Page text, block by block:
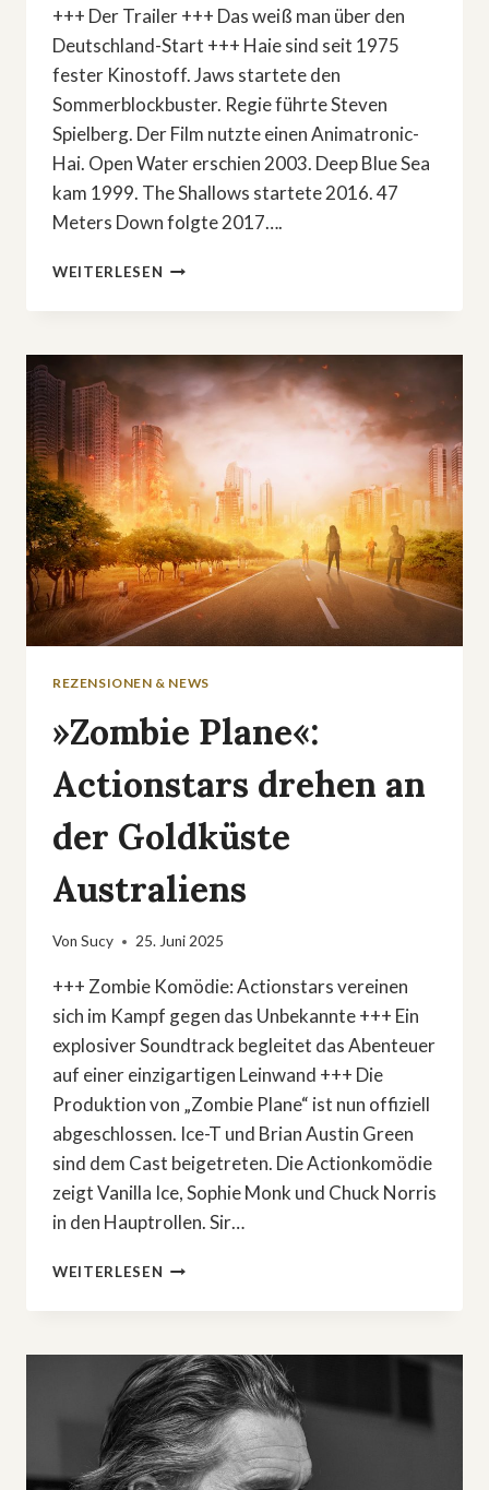
+++ Der Trailer +++ Das weiß man über den
Deutschland-Start +++ Haie sind seit 1975
fester Kinostoff. Jaws startete den
Sommerblockbuster. Regie führte Steven
Spielberg. Der Film nutzte einen Animatronic-
Hai. Open Water erschien 2003. Deep Blue Sea
kam 1999. The Shallows startete 2016. 47
Meters Down folgte 2017….
WEITERLESEN HAIE
2.
»BEAST
OF
REZENSIONEN & NEWS
»Zombie Plane«:
Actionstars drehen an
der Goldküste
Australiens
Von Sucy 25. Juni 2025
+++ Zombie Komödie: Actionstars vereinen
sich im Kampf gegen das Unbekannte +++ Ein
explosiver Soundtrack begleitet das Abenteuer
auf einer einzigartigen Leinwand +++ Die
Produktion von „Zombie Plane“ ist nun offiziell
abgeschlossen. Ice-T und Brian Austin Green
sind dem Cast beigetreten. Die Actionkomödie
zeigt Vanilla Ice, Sophie Monk und Chuck Norris
in den Hauptrollen. Sir…
WEITERLESEN »ZOMBIE
ACTIONSTARS
AN
DER
GOLDKÜSTE
AUSTRALIENS